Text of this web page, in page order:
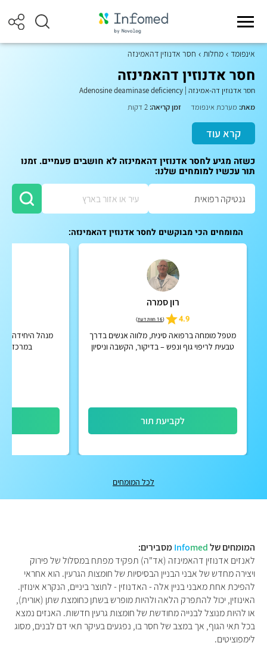
אינפומד מחלות חסר אדנוזין דהאמינזה
חסר אדנוזין דהאמינזה
חסר אדנוזין דה-אמינזה Adenosine deaminase deficiency
מאת: מערכת אינפומד זמן קריאה:
קרא עוד
כשזה מגיע לחסר אדנוזין דהאמינזה לא חושבים פעמיים. זמנו
תור עכשיו למומחים שלנו:
המומחים הכי מבוקשים לחסר אדנוזין דהאמינזה:
רון סמרה
4.9
(16 חוות דעת )
מטפל מומחה ברפואה סינית, מלווה אנשים בדרך
טבעית לריפוי גוף ונפש – בדיקור, הקשבה וניסיון
לקביעת תור
מנהל היחידה
במרכז
לכל המומחים
המומחים של Infomed
מסבירים:
לאנזים אדנוזין דהאמינזה (אד"ה) תפקיד מפתח במסלול של פירוק
ויצירה מחדש של אבני הבניין הבסיסיות של חומצות הגרעין. הוא אחראי
להפיכת אחת מאבני בניין אלה - האדנוזין - לתוצר ביניים, הנקרא אינוזין.
האינוזין, יכול להתפרק הלאה ולהיות מופרש בשתן כחומצת שתן (אורית),
או להיות מנוצל לבנייה מחודשת של חומצות גרעין חדשות. האנזים נמצא
בכל תאי הגוף, אך במצב של חסר בו, נפגעים בעיקר תאי דם לבנים, מסוג
לימפוציטים.